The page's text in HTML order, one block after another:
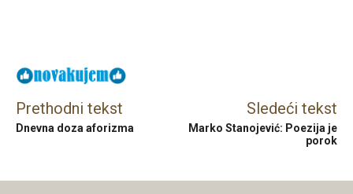
Prethodni tekst
Dnevna doza aforizma
Sledeći tekst
Marko Stanojević: Poezija je
porok